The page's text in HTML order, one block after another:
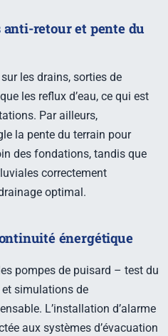
anti-retour et pente du
les drains, sorties de
les reflux d’eau, ce qui est
Par ailleurs,
la pente du terrain pour
des fondations, tandis que
correctement
optimal.
énergétique
pompes de puisard – test du
simulations de
L’installation d’alarme
aux systèmes d’évacuation